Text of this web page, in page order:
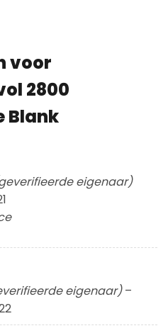
voor
2800
Blank
eigenaar)
eigenaar) –